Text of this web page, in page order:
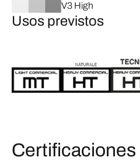
V3 High
Usos previstos
Certificaciones